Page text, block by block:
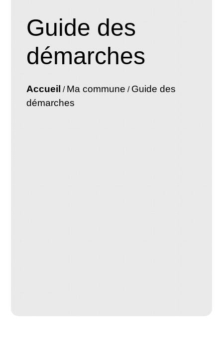
Guide des
démarches
Accueil / Ma commune / Guide des
démarches